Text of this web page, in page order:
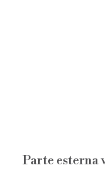
Parte esterna